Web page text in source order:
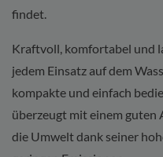
findet.
Kraftvoll, komfortabel und
jedem Einsatz auf dem
kompakte und einfach
überzeugt mit einem
die Umwelt dank seiner